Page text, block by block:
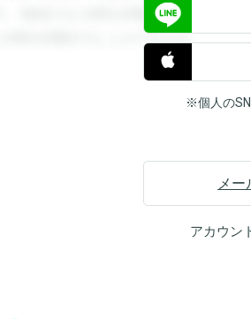
す。登録すると回答を閲覧することがで
と回答を閲覧することができます。
※個人の
メー
アカウン